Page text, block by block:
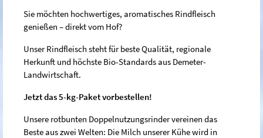
Sie möchten hochwertiges, aromatisches Rindfleisch
genießen – direkt vom Hof?
Unser Rindfleisch steht für beste Qualität, regionale
Herkunft und höchste Bio-Standards aus Demeter-
Landwirtschaft.
Jetzt das 5-kg-Paket vorbestellen!
Unsere rotbunten Doppelnutzungsrinder vereinen das
Beste aus zwei Welten: Die Milch unserer Kühe wird in